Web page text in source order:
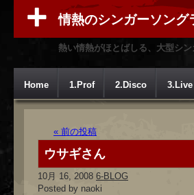
情熱のシンガーソング
熱い情熱がほとばしる、大型シ
Home 1.Prof 2.Disco 3.Live
« 前の投稿
ウサギさん
10月 16, 2008 6-BLOG
Posted by naoki